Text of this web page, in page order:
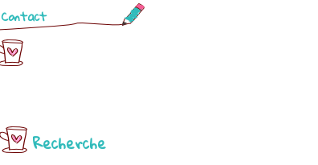
Contact
Recherche